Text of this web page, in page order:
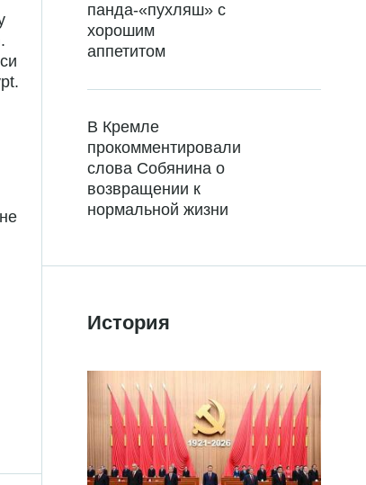
панда-«пухляш» с
хорошим
аппетитом
В Кремле
прокомментировали
слова Собянина о
возвращении к
нормальной жизни
История